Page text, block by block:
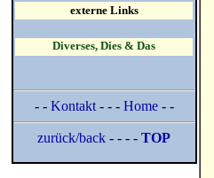
externe Links
Diverses, Dies & Das
- - Kontakt- - - Home- -
zurück/back - - - -TOP